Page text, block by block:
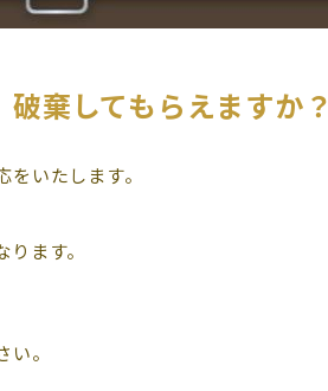
棄してもらえますか？
いたします。
ます。
。